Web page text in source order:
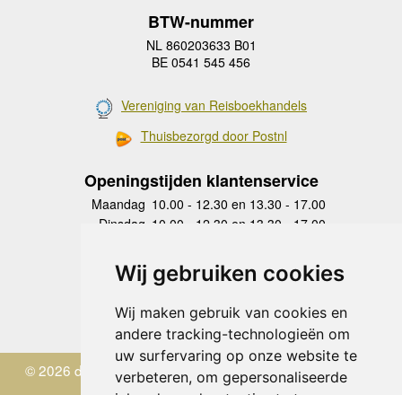
Wij gebruiken cookies
Wij maken gebruik van cookies en
andere tracking-technologieën om
uw surfervaring op onze website te
verbeteren, om gepersonaliseerde
BTW-nummer
NL 860203633 B01
BE 0541 545 456
Vereniging van Reisboekhandels
Thuisbezorgd door Postnl
Openingstijden klantenservice
Maandag 10.00 - 12.30 en 13.30 - 17.00
Dinsdag 10.00 - 12.30 en 13.30 - 17.00
Donderdag
10.00 - 12.30 en 13.30 - 17.00
Vrijdag 10.00 - 12.30 en 13.30 - 17.00
Zaterdag
gesloten
Zondag gesloten
© 2026 de Zwerver